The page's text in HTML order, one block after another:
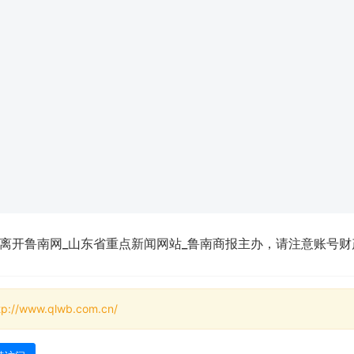
开鲁南网_山东省重点新闻网站_鲁南商报主办，请注意账号
www.qlwb.com.cn/